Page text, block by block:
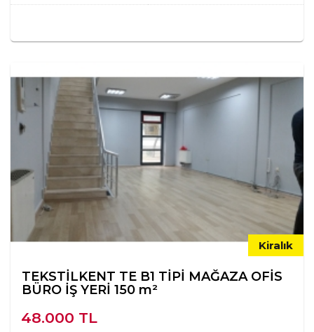
Kiralık
TEKSTİLKENT TE B1 TİPİ MAĞAZA OFİS
BÜRO İŞ YERİ 150 m²
48.000 TL